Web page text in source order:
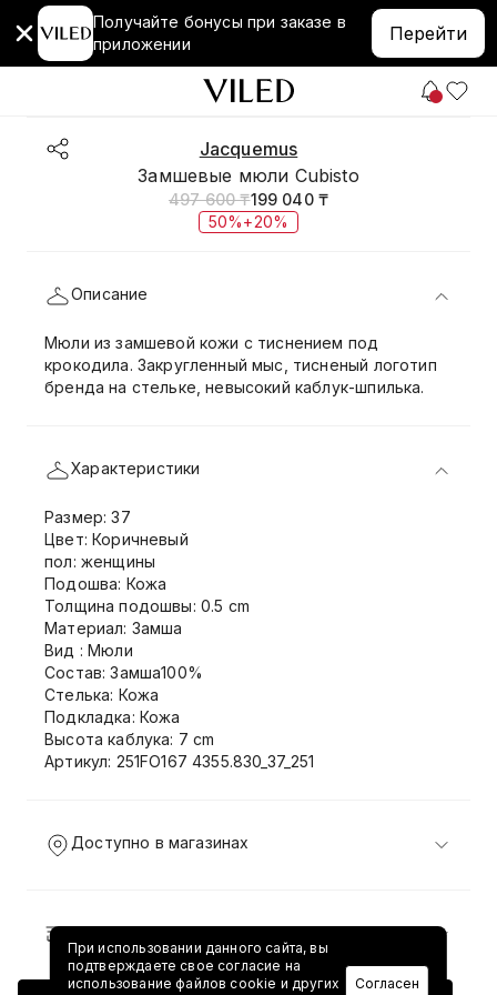
Получайте бонусы при заказе в
приложении
Перейти
Jacquemus
Замшевые мюли Cubisto
497 600 ₸199 040 ₸
50%+20%
Описание
Мюли из замшевой кожи с тиснением под
крокодила. Закругленный мыс, тисненый логотип
бренда на стельке, невысокий каблук-шпилька.
Характеристики
Размер: 37
Цвет: Коричневый
пол: женщины
Подошва: Кожа
Толщина подошвы: 0.5 cm
Материал: Замша
Вид : Мюли
Состав: Замша100%
Стелька: Кожа
Подкладка: Кожа
Высота каблука: 7 cm
Артикул: 251FO167 4355.830_37_251
Доступно в магазинах
Доставка и возврат
При использовании данного сайта, вы
подтверждаете свое согласие на
использование файлов cookie и других
Согласен